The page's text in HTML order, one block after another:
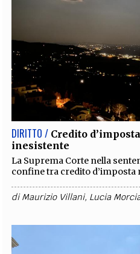
DIRITTO / Credito
inesistente
La Suprema Corte nella
confine tra credito d’imposta
diMaurizio Villani, Lucia